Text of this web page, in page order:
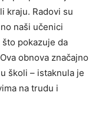
kraju. Radovi su
naši učenici
pokazuje da
obnova značajno
školi – istaknula je
na trudu i